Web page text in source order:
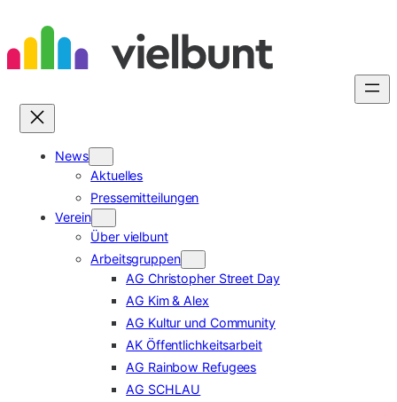
Inhalt
springen
News
Aktuelles
Pressemitteilungen
Verein
Über vielbunt
Arbeitsgruppen
AG Christopher Street Day
AG Kim & Alex
AG Kultur und Community
AK Öffentlichkeitsarbeit
AG Rainbow Refugees
AG SCHLAU